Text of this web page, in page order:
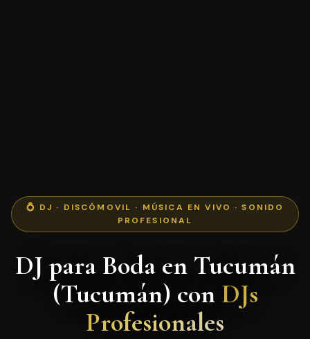
💍 DJ · DISCÓMOVIL · MÚSICA EN VIVO · SONIDO
PROFESIONAL
DJ para Boda en Tucumán
(Tucumán) con DJs
Profesionales